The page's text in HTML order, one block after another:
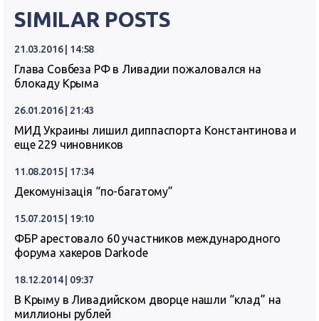
SIMILAR POSTS
21.03.2016 | 14:58
Глава Совбеза РФ в Ливадии пожаловался на
блокаду Крыма
26.01.2016 | 21:43
МИД Украины лишил диппаспорта Константинова и
еще 229 чиновников
11.08.2015 | 17:34
Декомунізація “по-багатому”
15.07.2015 | 19:10
ФБР арестовало 60 участников международного
форума хакеров Darkode
18.12.2014 | 09:37
В Крыму в Ливадийском дворце нашли “клад” на
миллионы рублей